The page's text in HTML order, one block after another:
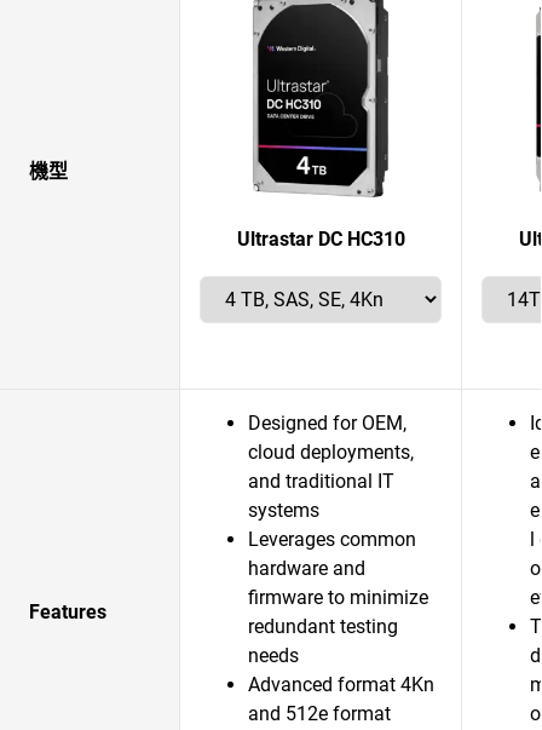
機型
Ultrastar DC HC310
Features
Designed for OEM,
cloud deployments,
and traditional IT
systems
Leverages common
hardware and
firmware to minimize
redundant testing
needs
Advanced format 4Kn
and 512e format
l